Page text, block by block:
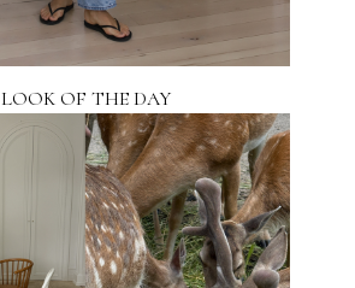
LOOK OF THE DAY